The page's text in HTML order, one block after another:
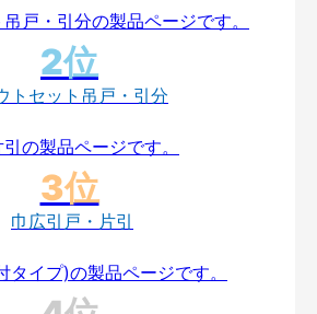
トセット吊戸・引分
巾広引戸・片引